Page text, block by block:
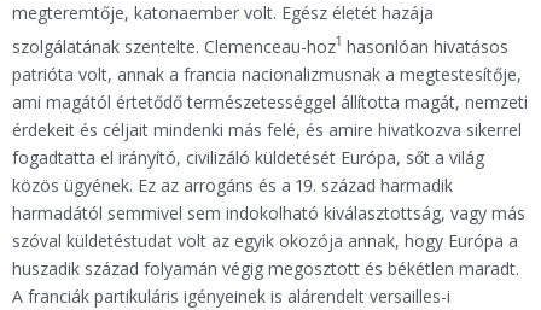
megteremtője, katonaember volt. Egész életét hazája
szolgálatának szentelte. Clemenceau-hoz1 hasonlóan hivatásos
patrióta volt, annak a francia nacionalizmusnak a megtestesítője,
ami magától értetődő természetességgel állította magát, nemzeti
érdekeit és céljait mindenki más felé, és amire hivatkozva sikerrel
fogadtatta el irányító, civilizáló küldetését Európa, sőt a világ
közös ügyének. Ez az arrogáns és a 19. század harmadik
harmadától semmivel sem indokolható kiválasztottság, vagy más
szóval küldetéstudat volt az egyik okozója annak, hogy Európa a
huszadik század folyamán végig megosztott és békétlen maradt.
A franciák partikuláris igényeinek is alárendelt versailles-i